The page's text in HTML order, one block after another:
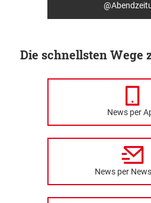
Die schnellsten Wege
News per
News per